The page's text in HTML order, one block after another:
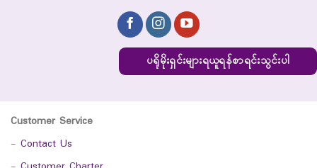
ပရိုမိုးရှင်းများရယူရန်စာရင်းသွင်းပါ
Customer Service
- Contact Us